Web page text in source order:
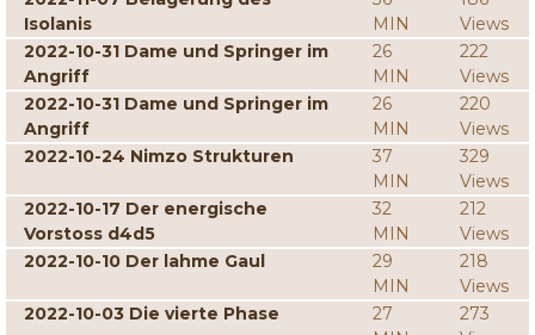
Isolanis
MIN
Views
2022-10-31 Dame und Springer im
Angriff
26
MIN
222
Views
2022-10-31 Dame und Springer im
Angriff
26
MIN
220
Views
2022-10-24 Nimzo Strukturen
37
MIN
329
Views
2022-10-17 Der energische
Vorstoss d4d5
32
MIN
212
Views
2022-10-10 Der lahme Gaul
29
MIN
218
Views
2022-10-03 Die vierte Phase
27
273